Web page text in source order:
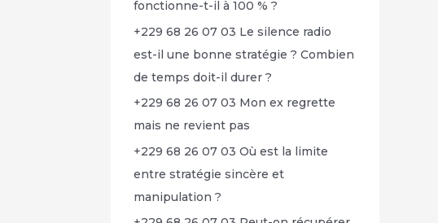
fonctionne-t-il à 100 % ?
+229 68 26 07 03 Le silence radio
est-il une bonne stratégie ? Combien
de temps doit-il durer ?
+229 68 26 07 03 Mon ex regrette
mais ne revient pas
+229 68 26 07 03 Où est la limite
entre stratégie sincère et
manipulation ?